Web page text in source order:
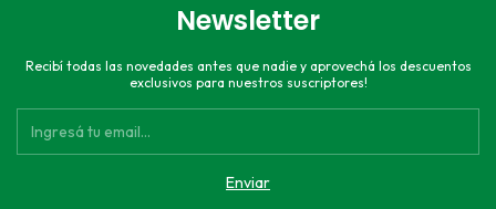
Newsletter
Recibí todas las novedades antes que nadie y aprovechá los descuentos
exclusivos para nuestros suscriptores!